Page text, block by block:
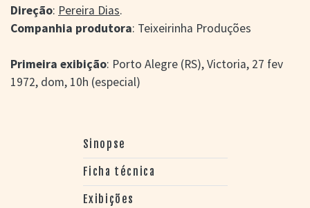
> DISCOGRAFIAS
> BIBLIOGRAFIAS
LOCALIZAÇÃO
Direção: Pereira Dias.
Companhia produtora: Teixeirinha Produções
Primeira exibição: Porto Alegre (RS), Victoria, 27 fev
1972, dom, 10h (especial)
Sinopse
Ficha técnica
Exibições